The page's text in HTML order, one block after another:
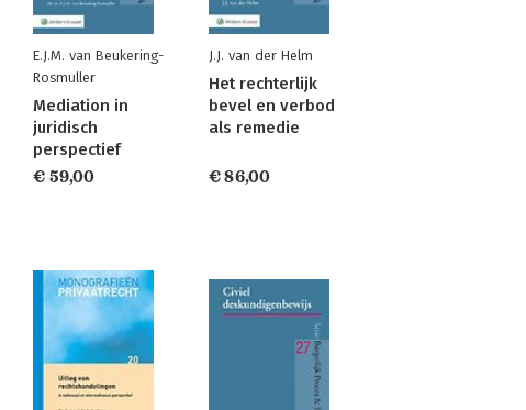
E.J.M. van Beukering-
Rosmuller
Mediation in
juridisch
perspectief
€ 59,00
J.J. van der Helm
Het rechterlijk
bevel en verbod
als remedie
€ 86,00